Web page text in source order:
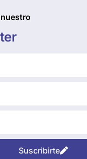
Suscribirte